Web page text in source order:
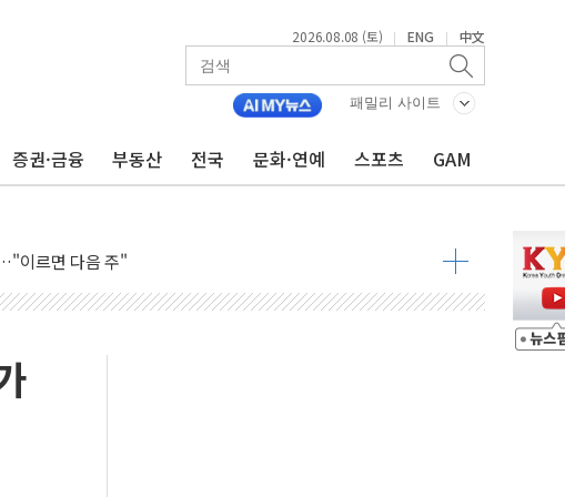
2026.08.08 (토) | ENG | 中文
패밀리 사이트
증권·금융 부동산 전국 문화·연예 스포츠 GAM
9월 동결 전망 우세
정' 체결… 이스라엘·이란 위협에 맞설 자체 억지력 강화
단 명령…트럼프 제동
근 1주일 이상 '올스톱'… 美 해상봉쇄 영향
고용 쇼크에 반도체주 '활짝'
인상 우려 후퇴…나스닥 선물 1%대 상승